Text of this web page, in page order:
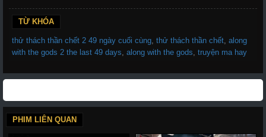
TỪ KHÓA
thử thách thần chết 2 49 ngày cuối cùng, thử thách thần chết, along
with the gods 2 the last 49 days, along with the gods, truyện ma hay
PHIM LIÊN QUAN